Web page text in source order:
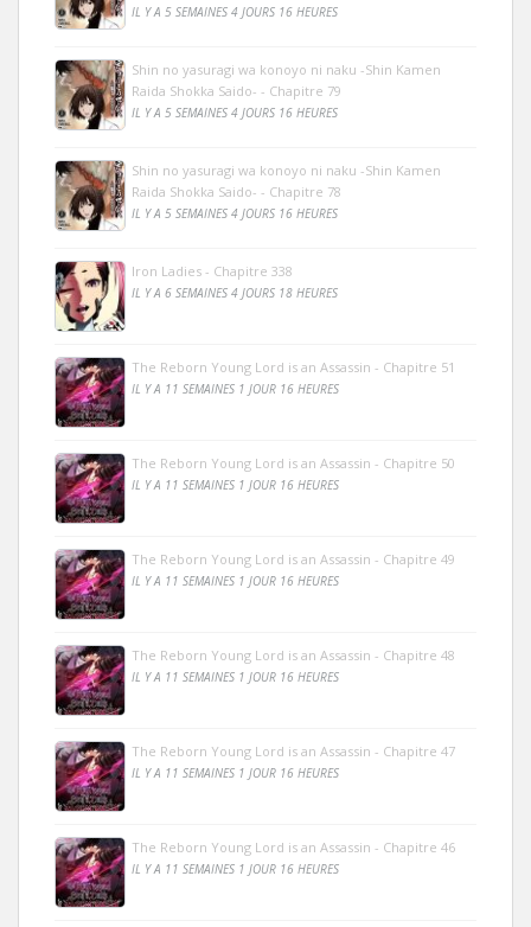
IL Y A 5 SEMAINES 4 JOURS 16 HEURES
Shin no yasuragi wa konoyo ni naku -Shin Kamen
Raida Shokka Saido- - Chapitre 79
IL Y A 5 SEMAINES 4 JOURS 16 HEURES
Shin no yasuragi wa konoyo ni naku -Shin Kamen
Raida Shokka Saido- - Chapitre 78
IL Y A 5 SEMAINES 4 JOURS 16 HEURES
Iron Ladies - Chapitre 338
IL Y A 6 SEMAINES 4 JOURS 18 HEURES
The Reborn Young Lord is an Assassin - Chapitre 51
IL Y A 11 SEMAINES 1 JOUR 16 HEURES
The Reborn Young Lord is an Assassin - Chapitre 50
IL Y A 11 SEMAINES 1 JOUR 16 HEURES
The Reborn Young Lord is an Assassin - Chapitre 49
IL Y A 11 SEMAINES 1 JOUR 16 HEURES
The Reborn Young Lord is an Assassin - Chapitre 48
IL Y A 11 SEMAINES 1 JOUR 16 HEURES
The Reborn Young Lord is an Assassin - Chapitre 47
IL Y A 11 SEMAINES 1 JOUR 16 HEURES
The Reborn Young Lord is an Assassin - Chapitre 46
IL Y A 11 SEMAINES 1 JOUR 16 HEURES